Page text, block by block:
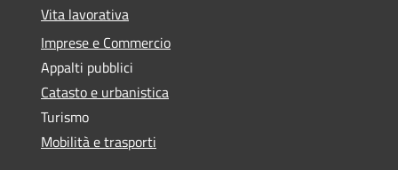
Vita lavorativa
Imprese e Commercio
Appalti pubblici
Catasto e urbanistica
Turismo
Mobilità e trasporti